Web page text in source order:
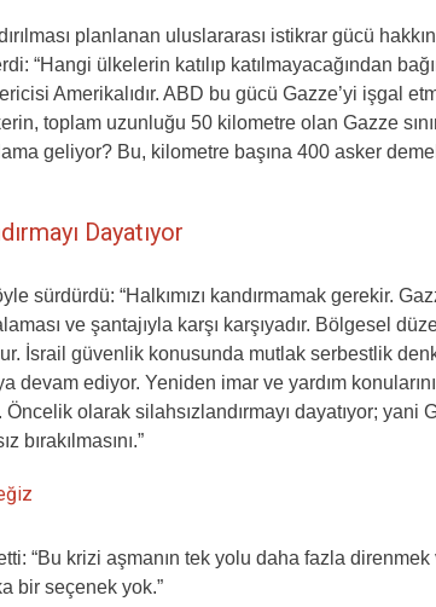
planlanan uluslararası istikrar gücü
“Hangi ülkelerin katılıp katılmayacağından
Amerikalıdır. ABD bu gücü Gazze’yi işgal
toplam uzunluğu 50 kilometre olan Gazze
geliyor? Bu, kilometre başına 400 asker
Dayatıyor
sürdürdü: “Halkımızı kandırmamak gerekir.
ve şantajıyla karşı karşıyadır. Bölgesel
İsrail güvenlik konusunda mutlak serbestlik
devam ediyor. Yeniden imar ve yardım
olarak silahsızlandırmayı dayatıyor; yani
bırakılmasını.”
“Bu krizi aşmanın tek yolu daha fazla direnmek
bir seçenek yok.”